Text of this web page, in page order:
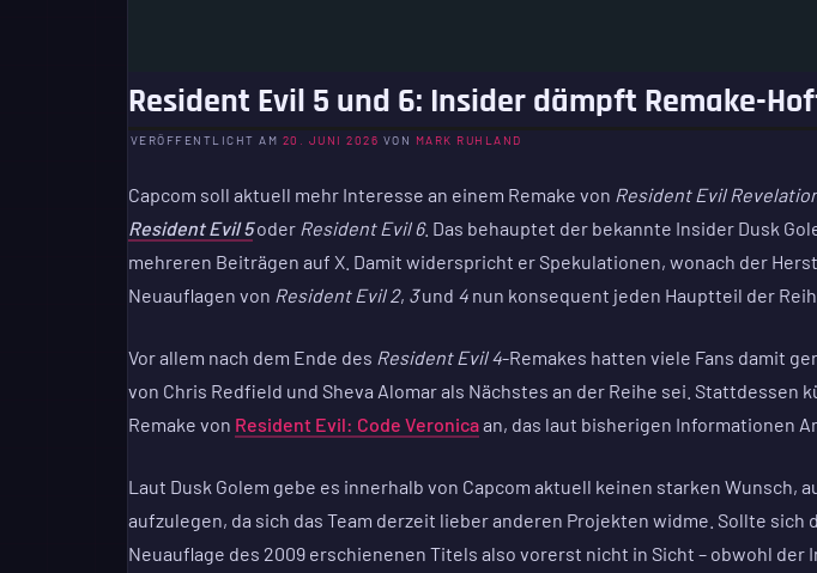
Resident Evil 5 und 6: Insider dämpft Remake-
VERÖFFENTLICHT AM 20. JUNI 2026 VON MARK RUHLAND
Capcom soll aktuell mehr Interesse an einem Remake von Resident Evil
Resident Evil 5oder Resident Evil 6. Das behauptet der bekannte Insider Dusk
mehreren Beiträgen auf X. Damit widerspricht er Spekulationen, wonach der
Neuauflagen von Resident Evil 2, 3und 4nun konsequent jeden Hauptteil der
Vor allem nach dem Ende des Resident Evil 4-Remakes hatten viele Fans damit
von Chris Redfield und Sheva Alomar als Nächstes an der Reihe sei. Stattdessen
Remake von Resident Evil: Code Veronicaan, das laut bisherigen Informationen
Laut Dusk Golem gebe es innerhalb von Capcom aktuell keinen starken Wunsch,
aufzulegen, da sich das Team derzeit lieber anderen Projekten widme. Sollte sich
Neuauflage des 2009 erschienenen Titels also vorerst nicht in Sicht – obwohl der